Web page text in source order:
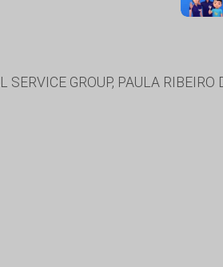
GROUP, PAULA RIBEIRO